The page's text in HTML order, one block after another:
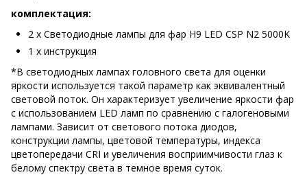
комплектация:
2 х Светодиодные лампы для фар H9 LED CSP N2 5000K
1 х инструкция
*В светодиодных лампах головного света для оценки
яркости используется такой параметр как эквивалентный
световой поток. Он характеризует увеличение яркости фар
с использованием LED ламп по сравнению с галогеновыми
лампами. Зависит от светового потока диодов,
конструкции лампы, цветовой температуры, индекса
цветопередачи CRI и увеличения восприимчивости глаз к
белому спектру света в темное время суток.